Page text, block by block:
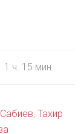
1 ч. 15 мин.
, Тахир